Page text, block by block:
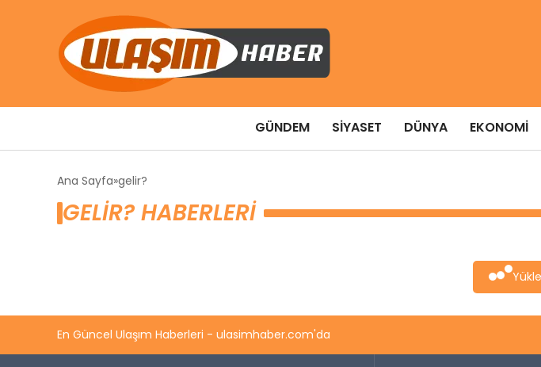
GÜNDEM SIYASET DÜNYA EKONOMI
Ana Sayfa gelir?
GELIR? HABERLERI
En Güncel Ulaşım Haberleri - ulasimhaber.com'da